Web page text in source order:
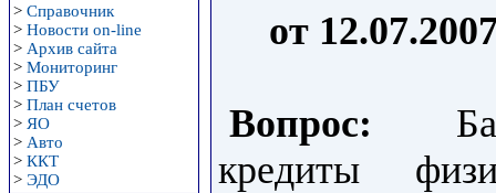
> Справочник
> Новости on-line
> Архив сайта
> Мониторинг
> ПБУ
> План счетов
> ЯО
> Авто
> ККТ
> ЭДО
от
Вопрос:
кредиты